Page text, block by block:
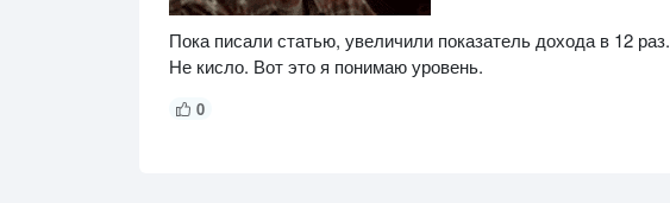
Пока писали статью, увеличили показатель дохода в 12 раз.
Не кисло. Вот это я понимаю уровень.
0